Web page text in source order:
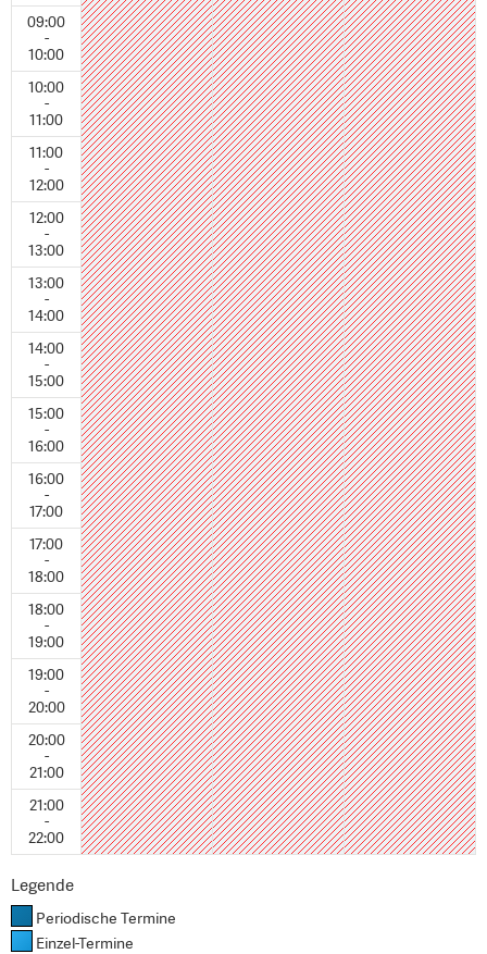
09:00
-
10:00
10:00
-
11:00
11:00
-
12:00
12:00
-
13:00
13:00
-
14:00
14:00
-
15:00
15:00
-
16:00
16:00
-
17:00
17:00
-
18:00
18:00
-
19:00
19:00
-
20:00
20:00
-
21:00
21:00
-
22:00
Legende
Periodische Termine
Einzel-Termine